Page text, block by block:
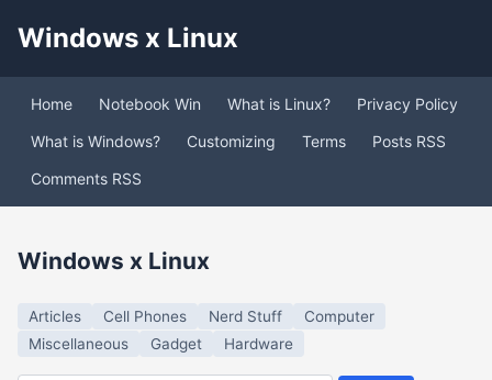
Windows x Linux
Home Notebook Win What is Linux?
Privacy Policy
What is Windows?
Customizing Terms
Posts RSS
Comments RSS
Windows x Linux
Articles Cell Phones Nerd Stuff
Computer
Miscellaneous
Gadget Hardware